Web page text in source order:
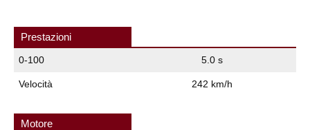
Prestazioni
0-100 5.0 s
Velocità 242 km/h
Motore